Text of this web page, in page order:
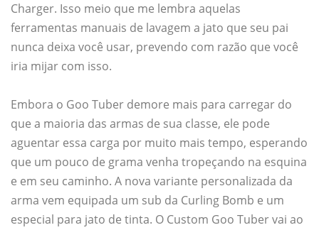
Charger. Isso meio que me lembra aquelas
ferramentas manuais de lavagem a jato que seu pai
nunca deixa você usar, prevendo com razão que você
iria mijar com isso.
Embora o Goo Tuber demore mais para carregar do
que a maioria das armas de sua classe, ele pode
aguentar essa carga por muito mais tempo, esperando
que um pouco de grama venha tropeçando na esquina
e em seu caminho. A nova variante personalizada da
arma vem equipada um sub da Curling Bomb e um
especial para jato de tinta. O Custom Goo Tuber vai ao